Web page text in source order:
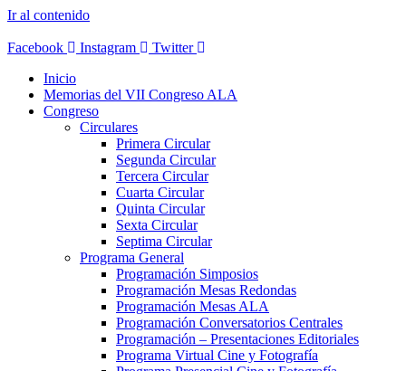
Ir al contenido
Facebook Instagram
Twitter
Inicio
Memorias del VII Congreso ALA
Congreso
Circulares
Primera Circular
Segunda Circular
Tercera Circular
Cuarta Circular
Quinta Circular
Sexta Circular
Septima Circular
Programa General
Programación Simposios
Programación Mesas Redondas
Programación Mesas ALA
Programación Conversatorios Centrales
Programación – Presentaciones Editoriales
Programa Virtual Cine y Fotografía